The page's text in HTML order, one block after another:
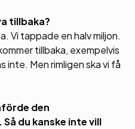
tillbaka?
Vi tappade en halv miljon.
tillbaka, exempelvis
inte. Men rimligen ska vi få
den
du kanske inte vill